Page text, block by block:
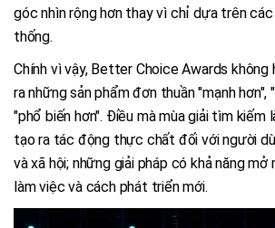
góc nhìn rộng hơn thay vì chỉ dựa trên
thống.
Chính vì vậy, Better Choice Awards
ra những sản phẩm đơn thuần "mạnh hơn",
"phổ biến hơn". Điều mà mùa giải tìm kiếm
tạo ra tác động thực chất đối với người
và xã hội; những giải pháp có khả năng mở
làm việc và cách phát triển mới.